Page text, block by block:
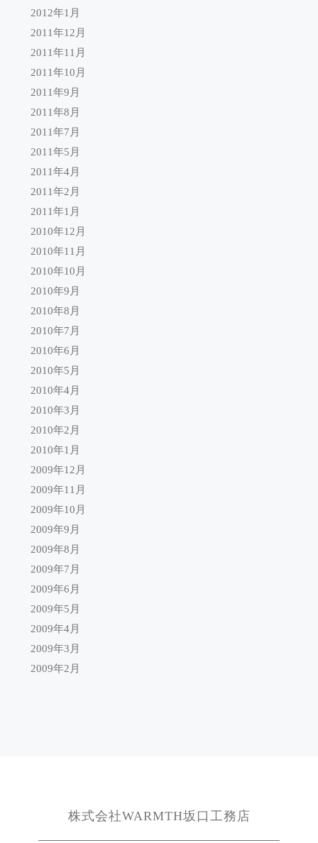
2012年1月
2011年12月
2011年11月
2011年10月
2011年9月
2011年8月
2011年7月
2011年5月
2011年4月
2011年2月
2011年1月
2010年12月
2010年11月
2010年10月
2010年9月
2010年8月
2010年7月
2010年6月
2010年5月
2010年4月
2010年3月
2010年2月
2010年1月
2009年12月
2009年11月
2009年10月
2009年9月
2009年8月
2009年7月
2009年6月
2009年5月
2009年4月
2009年3月
2009年2月
株式会社WARMTH坂口工務店